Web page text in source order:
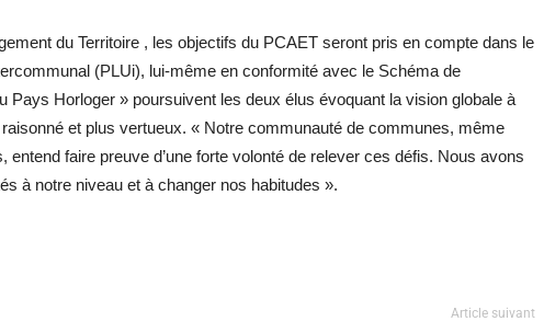
du Territoire , les objectifs du PCAET seront pris en compte dans le
(PLUi), lui-même en conformité avec le Schéma de
Pays Horloger » poursuivent les deux élus évoquant la vision globale à
et plus vertueux. « Notre communauté de communes, même
faire preuve d’une forte volonté de relever ces défis. Nous avons
à notre niveau et à changer nos habitudes ».
Article suivant